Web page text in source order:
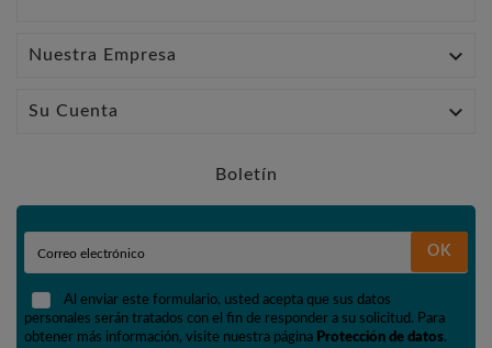
Nuestra Empresa 
Su Cuenta 
Boletín
OK
Al enviar este formulario, usted acepta que sus datos
personales serán tratados con el fin de responder a su solicitud. Para
obtener más información, visite nuestra página Protección de datos.